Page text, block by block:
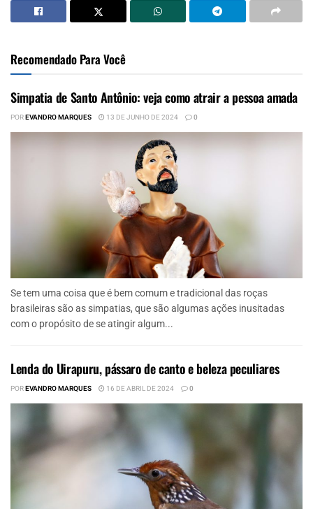
Recomendado Para Você
Simpatia de Santo Antônio: veja como atrair a pessoa amada
POREVANDRO MARQUES 13 DE JUNHO DE 2024 0
Se tem uma coisa que é bem comum e tradicional das roças
brasileiras são as simpatias, que são algumas ações inusitadas
com o propósito de se atingir algum...
Lenda do Uirapuru, pássaro de canto e beleza peculiares
POREVANDRO MARQUES 16 DE ABRIL DE 2024 0